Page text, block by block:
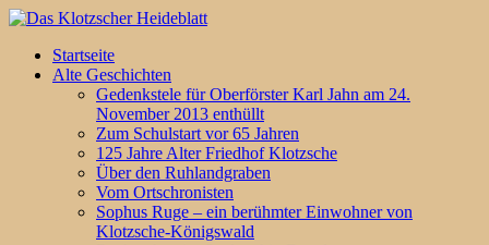
Startseite
Alte Geschichten
Gedenkstele für Oberförster Karl Jahn am 24.
November 2013 enthüllt
Zum Schulstart vor 65 Jahren
125 Jahre Alter Friedhof Klotzsche
Über den Ruhlandgraben
Vom Ortschronisten
Sophus Ruge – ein berühmter Einwohner von
Klotzsche-Königswald